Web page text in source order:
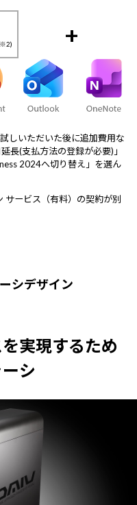
+
しいただいた後に追加費用な
長(支払方法の登録が必要)」
2024へ切り替え」を選ん
ービス（有料）の契約が別
シデザイン
実現するため
シ